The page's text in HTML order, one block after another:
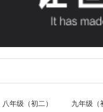
八年级（初二） 九年级（